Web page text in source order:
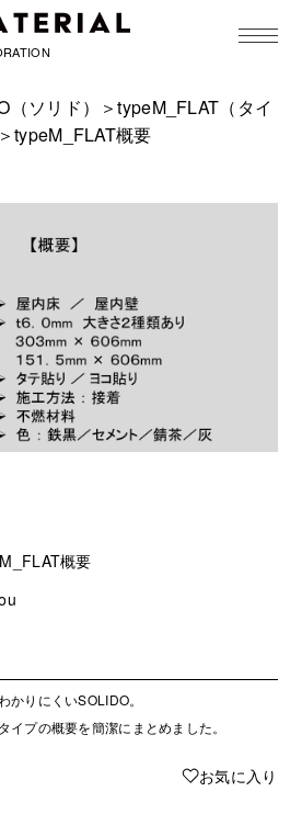
toggle
（ソリド） ＞typeM_FLAT（タイ
＞typeM_FLAT概要
概要
かりにくいSOLIDO。
プの概要を簡潔にまとめました。
♥お気に入り